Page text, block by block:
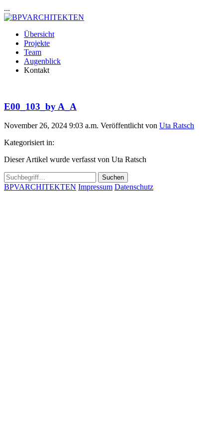
...
Übersicht
Projekte
Team
Augenblick
Kontakt
E00_103_by A_A
November 26, 2024 9:03 a.m. Veröffentlicht von Uta Ratsch
Kategorisiert in:
Dieser Artikel wurde verfasst von Uta Ratsch
Suchen
BPVARCHITEKTEN Impressum Datenschutz